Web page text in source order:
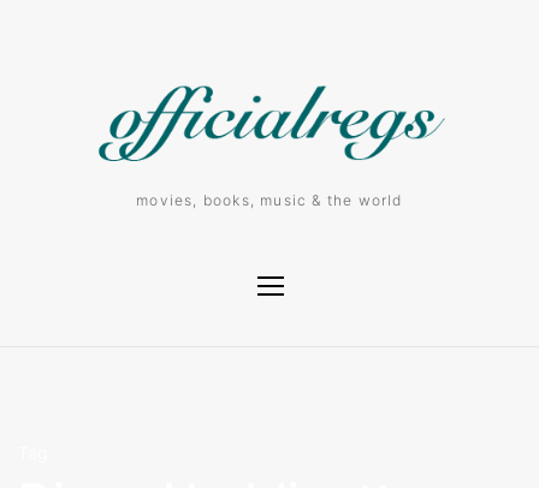
movies, books, music & the world